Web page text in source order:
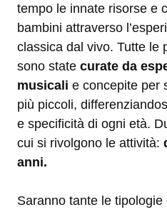
tempo le innate risorse e
bambini attraverso
classica dal vivo. Tutte le
sono state curate da
musicali e concepite per
più piccoli,
e specificità di ogni età.
cui si rivolgono le attività:
anni.
Saranno tante le